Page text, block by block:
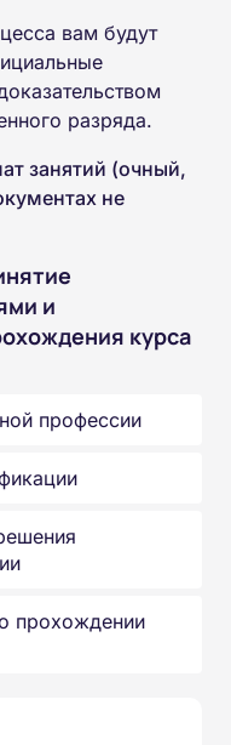
вам будут
разряда.
занятий (очный,
не
и
курса
профессии
прохождении